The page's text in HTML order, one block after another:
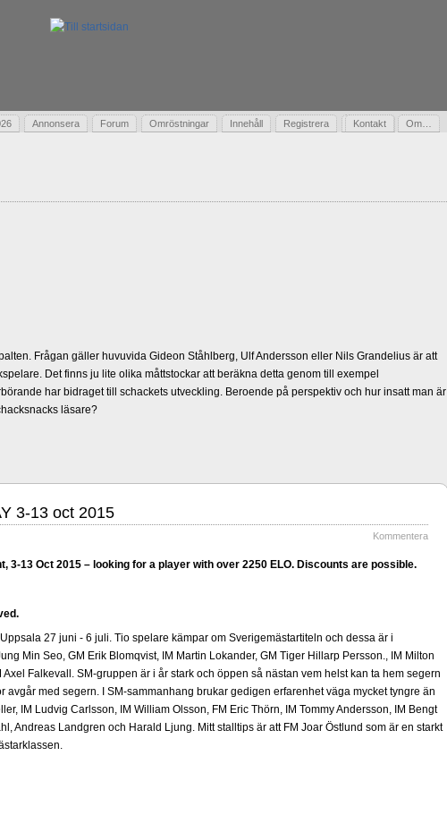
Annonsera Forum Omröstningar Innehåll Registrera Kontakt Om…
Gästbok
Frågan gäller huvuvida Gideon Ståhlberg, Ulf Andersson eller Nils Grandelius är att
Det finns ju lite olika måttstockar att beräkna detta genom till exempel
har bidraget till schackets utveckling. Beroende på perspektiv och hur insatt man är
läsare?
27 juni - 6 juli. Tio spelare kämpar om Sverigemästartiteln och dessa är i
Min Seo, GM Erik Blomqvist, IM Martin Lokander, GM Tiger Hillarp Persson., IM Milton
Falkevall. SM-gruppen är i år stark och öppen så nästan vem helst kan ta hem segern
med segern. I SM-sammanhang brukar gedigen erfarenhet väga mycket tyngre än
IM Ludvig Carlsson, IM William Olsson, FM Eric Thörn, IM Tommy Andersson, IM Bengt
Andreas Landgren och Harald Ljung. Mitt stalltips är att FM Joar Östlund som är en starkt
3-13 oct 2015
Kommentera
3-13 Oct 2015 – looking for a player with over 2250 ELO. Discounts are possible.